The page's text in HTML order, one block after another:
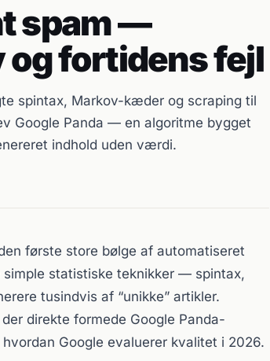
spam —
og fortidens fejl
spintax, Markov-kæder og scraping til
Google Panda — en algoritme bygget
indhold uden værdi.
første store bølge af automatiseret
statistiske teknikker — spintax,
tusindvis af “unikke” artikler.
direkte formede Google Panda-
Google evaluerer kvalitet i 2026.